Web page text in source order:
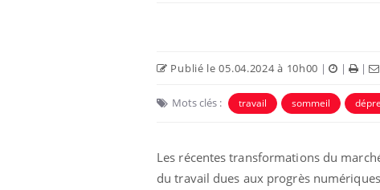
Publié le 05.04.2024 à 10h00 | | |
Mots clés : travail sommeil
Les récentes transformations du
du travail dues aux progrès numériques